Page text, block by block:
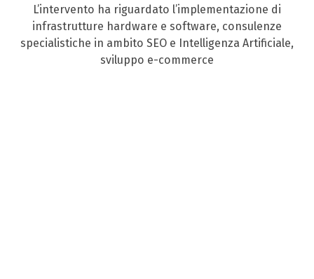
L’intervento ha riguardato l’implementazione di
infrastrutture hardware e software, consulenze
specialistiche in ambito SEO e Intelligenza Artificiale,
sviluppo e-commerce